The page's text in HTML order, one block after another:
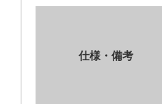
仕様・備考